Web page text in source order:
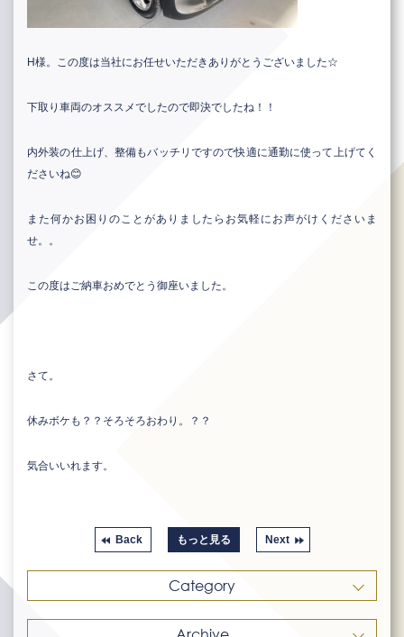
H様。この度は当社にお任せいただきありがとうございました☆
下取り車両のオススメでしたので即決でしたね！！
内外装の仕上げ、整備もバッチリですので快適に通勤に使って上げてく
ださいね😊
また何かお困りのことがありましたらお気軽にお声がけくださいま
せ。。
この度はご納車おめでとう御座いました。
さて。
休みボケも？？そろそろおわり。？？
気合いいれます。
Back もっと見る Next
Category